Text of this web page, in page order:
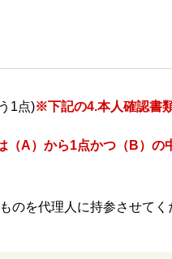
1点)※下記の4.本人確認書
（A）から1点かつ（B）の
のを代理人に持参させてく